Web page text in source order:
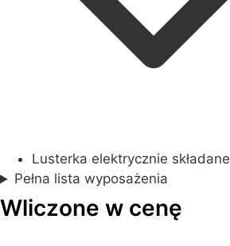
Lusterka elektrycznie składane
Pełna lista wyposażenia
Wliczone w cenę